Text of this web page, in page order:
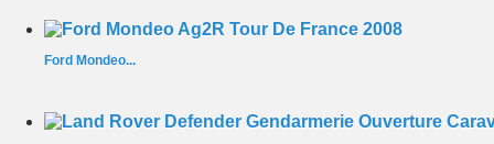
Ford Mondeo...